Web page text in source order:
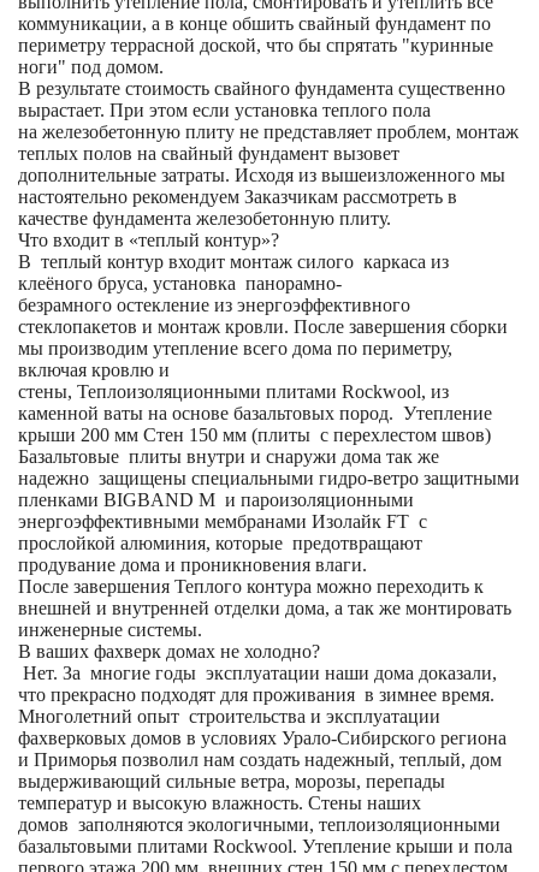
коммуникации, а в конце обшить свайный фундамент по
периметру террасной доской, что бы спрятать "куринные
ноги" под домом.
В результате стоимость свайного фундамента существенно
вырастает. При этом если установка теплого пола
на железобетонную плиту не представляет проблем, монтаж
теплых полов на свайный фундамент вызовет
дополнительные затраты. Исходя из вышеизложенного мы
настоятельно рекомендуем Заказчикам рассмотреть в
качестве фундамента железобетонную плиту.
Что входит в «теплый контур»?
В теплый контур входит монтаж силого каркаса из
клеёного бруса, установка панорамно-
безрамного остекление из энергоэффективного
стеклопакетов и монтаж кровли. После завершения сборки
мы производим утепление всего дома по периметру,
включая кровлю и
стены, Теплоизоляционными плитами Rockwool, из
каменной ваты на основе базальтовых пород. Утепление
крыши 200 мм Стен 150 мм (плиты с перехлестом швов)
Базальтовые плиты внутри и снаружи дома так же
надежно защищены специальными гидро-ветро защитными
пленками BIGBAND M и пароизоляционными
энергоэффективными мембранами Изолайк FT с
прослойкой алюминия, которые предотвращают
продувание дома и проникновения влаги.
После завершения Теплого контура можно переходить к
внешней и внутренней отделки дома, а так же монтировать
инженерные системы.
В ваших фахверк домах не холодно?
Нет. За многие годы эксплуатации наши дома доказали,
что прекрасно подходят для проживания в зимнее время.
Многолетний опыт строительства и эксплуатации
фахверковых домов в условиях Урало-Сибирского региона
и Приморья позволил нам создать надежный, теплый, дом
выдерживающий сильные ветра, морозы, перепады
температур и высокую влажность. Стены наших
домов заполняются экологичными, теплоизоляционными
базальтовыми плитами Rockwool. Утепление крыши и пола